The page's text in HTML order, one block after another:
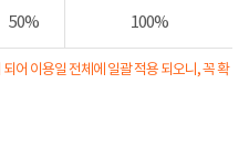
50% 100%
어 이용일 전체에 일괄 적용 되오니, 꼭 확